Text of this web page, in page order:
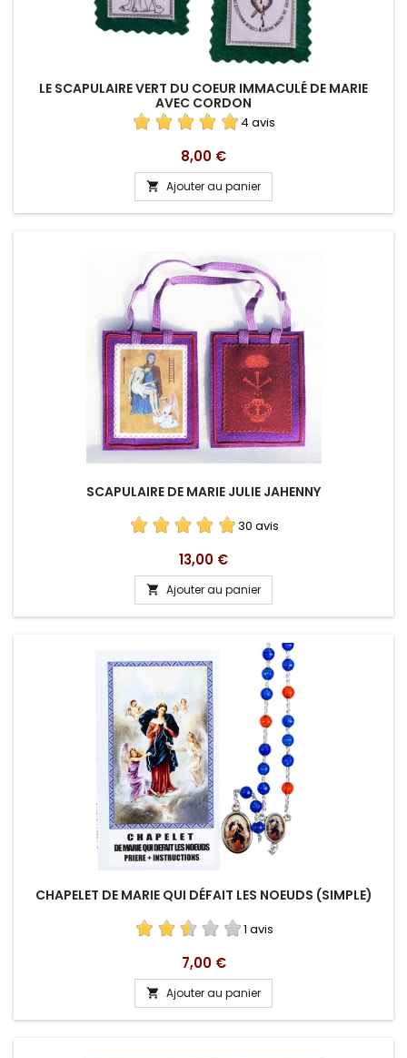
LE SCAPULAIRE VERT DU COEUR IMMACULÉ DE MARIE
AVEC CORDON
4 avis
Prix
8,00 €
 Ajouter au panier
SCAPULAIRE DE MARIE JULIE JAHENNY
30 avis
Prix
13,00 €
 Ajouter au panier
CHAPELET DE MARIE QUI DÉFAIT LES NOEUDS (SIMPLE)
1 avis
Prix
7,00 €
 Ajouter au panier